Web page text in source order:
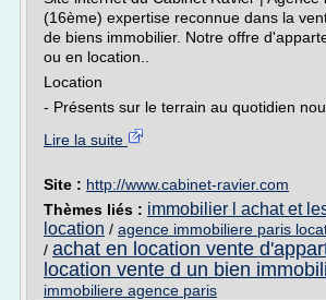
(16ème) expertise reconnue dans la
de biens immobilier. Notre offre
ou en location..
Location
- Présents sur le terrain au quotidien
Lire la suite
Site : http://www.cabinet-ravier.com
Thèmes liés : immobilier l achat et
location / agence immobiliere paris
/ achat en location vente
location vente d un bien
immobiliere agence paris